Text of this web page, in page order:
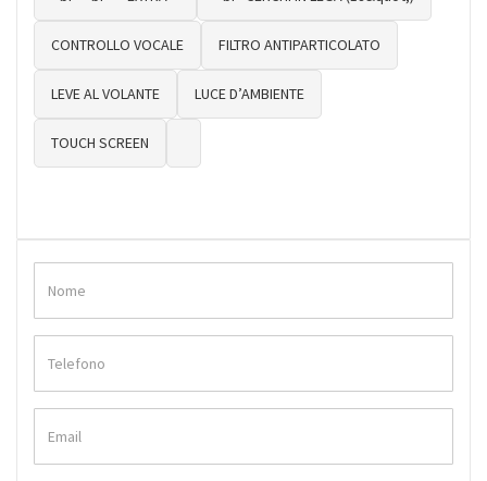
CONTROLLO VOCALE FILTRO ANTIPARTICOLATO
LEVE AL VOLANTE LUCE D’AMBIENTE
TOUCH SCREEN